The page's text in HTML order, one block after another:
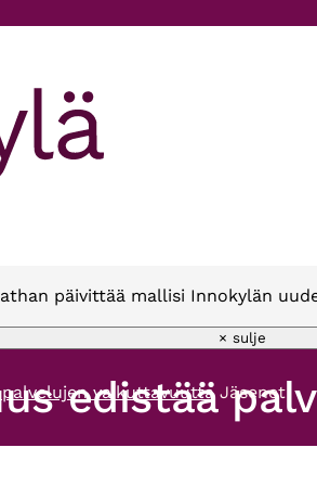
päivittää mallisi Innokylän
× sulje
vaikuttavuutta Jäsenet
edistää